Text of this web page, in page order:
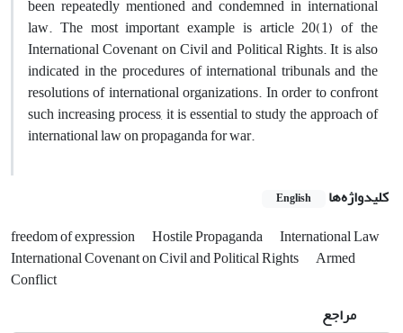
been repeatedly mentioned and condemned in international
law. The most important example is article 20(1) of the
International Covenant on Civil and Political Rights. It is also
indicated in the procedures of international tribunals and the
resolutions of international organizations. In order to confront
such increasing process, it is essential to study the approach of
international law on propaganda for war.
کلیدواژه‌ها English
freedom of expression Hostile Propaganda
International Law
International Covenant on Civil and Political Rights
Armed
Conflict
مراجع